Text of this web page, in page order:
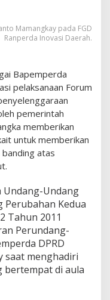
Mamangkay pada FGD
Ranperda Inovasi Daerah.
Bapemperda
pelaksanaan Forum
pemerintah
memberikan
untuk memberikan
atas
Undang-Undang
Perubahan Kedua
Tahun 2011
Perundang-
DPRD
saat menghadiri
bertempat di aula